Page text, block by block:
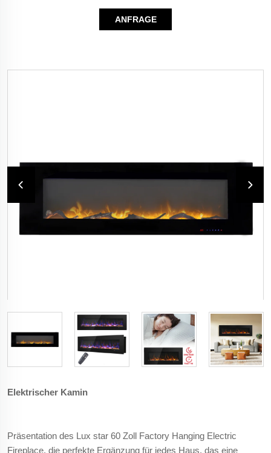
ANFRAGE
Elektrischer Kamin
Präsentation des Lux star 60 Zoll Factory Hanging Electric
Fireplace, die perfekte Ergänzung für jedes Haus, das eine